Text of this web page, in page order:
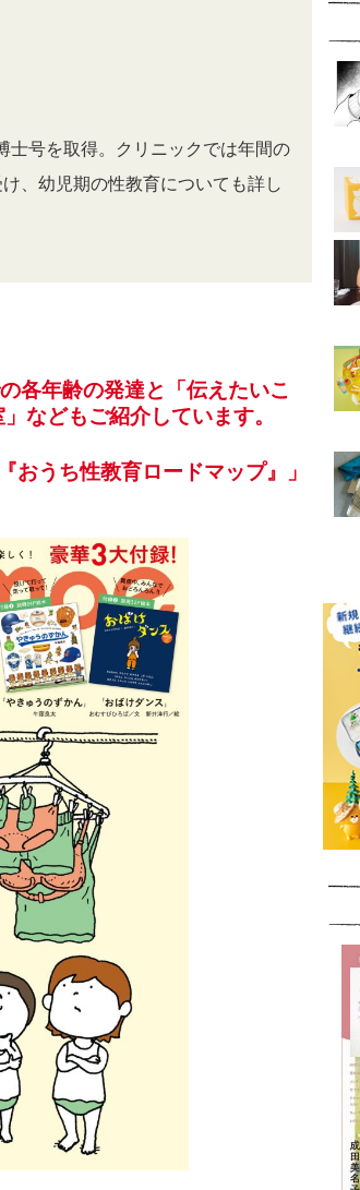
士号を取得。クリニックでは年間の
、幼児期の性教育についても詳し
各年齢の発達と「伝えたいこ
などもご紹介しています。
おうち性教育ロードマップ』」